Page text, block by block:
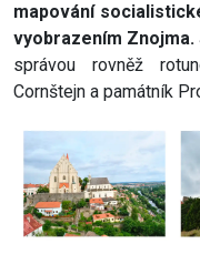
mapování
vyobrazením Znojma.
správou rovněž
Cornštejn a památník